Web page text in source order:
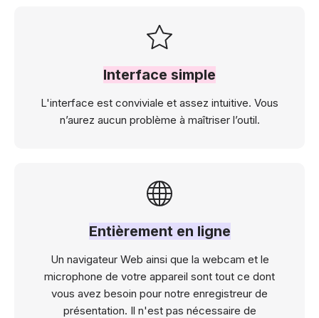
Interface simple
L'interface est conviviale et assez intuitive. Vous
n’aurez aucun problème à maîtriser l’outil.
Entièrement en ligne
Un navigateur Web ainsi que la webcam et le
microphone de votre appareil sont tout ce dont
vous avez besoin pour notre enregistreur de
présentation. Il n'est pas nécessaire de